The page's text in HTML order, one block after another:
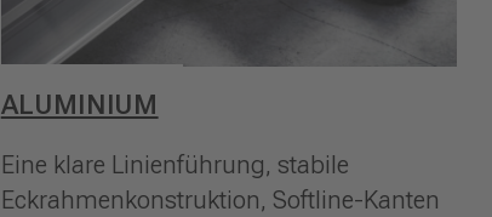
ALUMINIUM
Eine klare Linienführung, stabile
Eckrahmenkonstruktion, Softline-Kanten